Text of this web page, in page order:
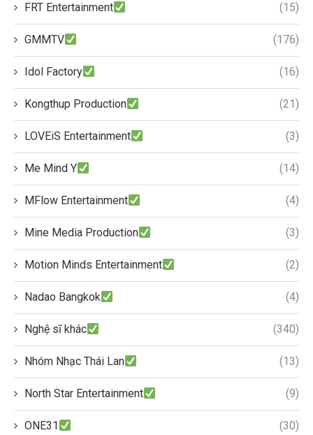
FRT Entertainment (15)
GMMTV (176)
Idol Factory (16)
Kongthup Production (21)
LOVEiS Entertainment (3)
Me Mind Y (14)
MFlow Entertainment (4)
Mine Media Production (3)
Motion Minds Entertainment (2)
Nadao Bangkok (4)
Nghệ sĩ khác (340)
Nhóm Nhạc Thái Lan (13)
North Star Entertainment (9)
ONE31 (30)